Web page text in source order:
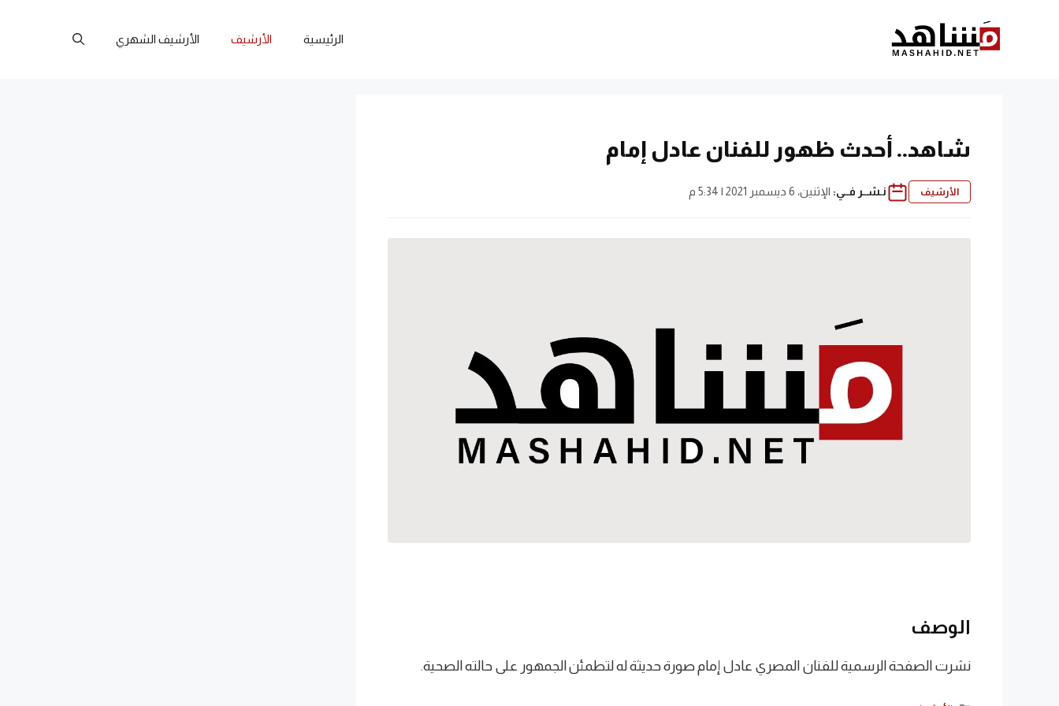
الرئيسية الأرشيف الأرشيف الشهري
شاهد.. أحدث ظهور للفنان عادل إمام
الأرشيف نـشــر فــي: الإثنين، 6 ديسمبر 2021 | 5:34 م
الوصف
نشرت الصفحة الرسمية للفنان المصري عادل إمام صورة حديثة له لتطمئن الجمهور على حالته الصحية.